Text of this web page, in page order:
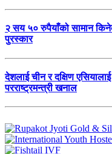
२ सय ५० रुपैयाँको सामान
पुरस्कार
देशलाई चीन र दक्षिण
परराष्ट्रमन्त्री खनाल